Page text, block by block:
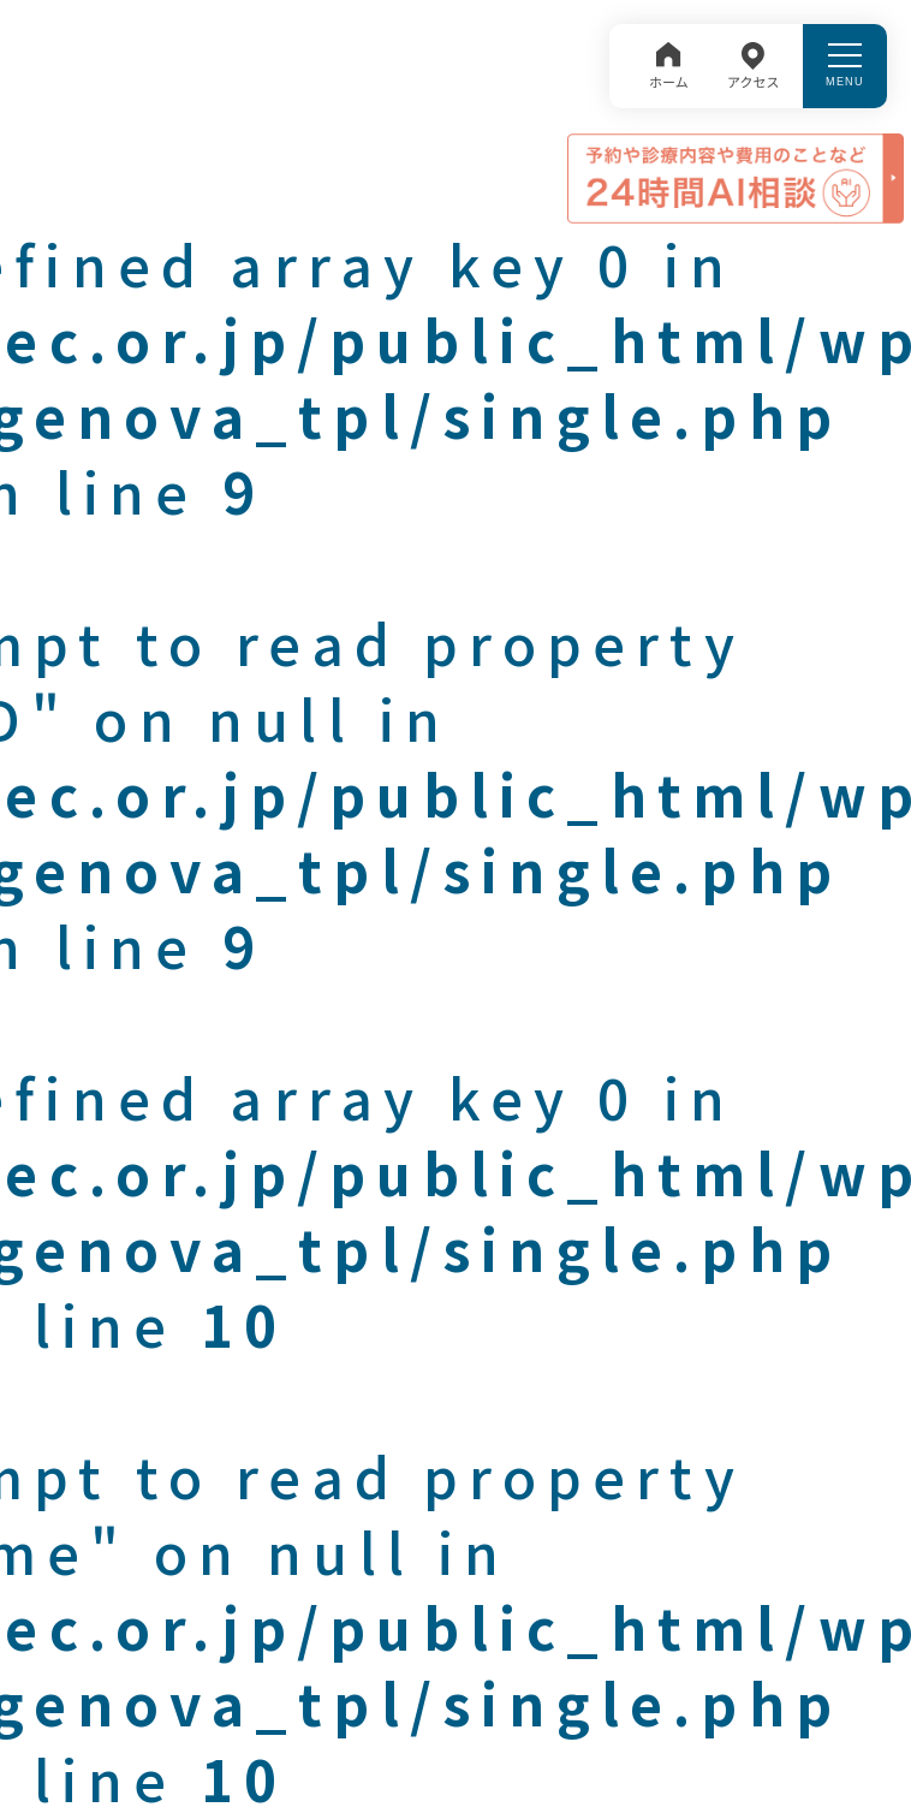
array key 0 in
public_html/
single.php
line 9
to read property
on null in
public_html/
single.php
line 9
array key 0 in
public_html/
single.php
line 10
to read property
on null in
public_html/
single.php
line 10